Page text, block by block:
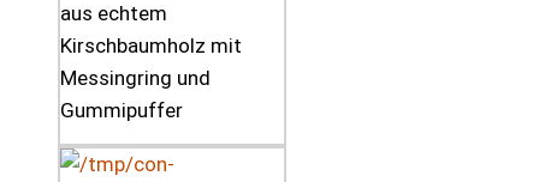
aus echtem
Kirschbaumholz mit
Messingring und
Gummipuffer